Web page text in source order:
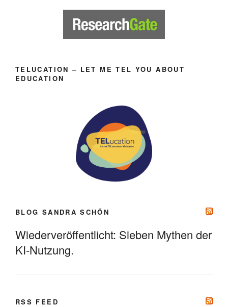
TELUCATION – LET ME TEL YOU ABOUT
EDUCATION
BLOG SANDRA SCHÖN
Wiederveröffentlicht: Sieben Mythen der
KI-Nutzung.
RSS FEED